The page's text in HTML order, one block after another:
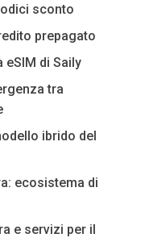
sconto
prepagato
eSIM di Saily
tra
ibrido del
ecosistema di
e servizi per il